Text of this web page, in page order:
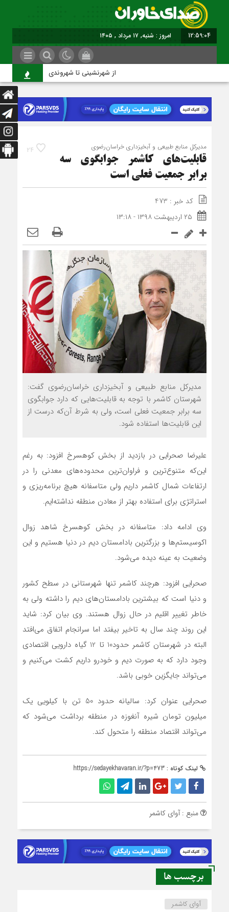
12:59:05 امروز : شنبه, ۱۷ مرداد , ۱۴۰۵
از شهرنشینی تا شهروندی
24 مدیرکل منابع طبیعی و آبخیزداری خراسان‌رضوی
قابلیت‌های کاشمر جوابگوی سه
برابر جمعیت فعلی است
کد خبر : 473
۲۵ اردیبهشت ۱۳۹۸ - ۱۳:۱۸
مدیرکل منابع طبیعی و آبخیزداری خراسان‌رضوی گفت:
شهرستان کاشمر با توجه به قابلیت‌هایی که دارد جوابگوی
سه برابر جمعیت فعلی است، ولی به شرط آن‌که درست از
این قابلیت‌ها استفاده شود.
علیرضا صحرایی در بازدید از بخش کوهسرخ افزود: به رغم
این‌که متنوع‌ترین و فراوان‌ترین محدوده‌های معدنی را در
ارتفاعات شمال کاشمر داریم ولی متاسفانه هیچ برنامه‌ریزی و
استراتژی برای استفاده بهتر از معادن منطقه نداشته‌ایم.
وی ادامه داد: متاسفانه در بخش کوهسرخ شاهد زوال
اکوسیستم‌ها و بزرگترین بادامستان دیم در دنیا هستیم و این
وضعیت به عینه دیده می‌شود.
صحرایی افزود: هرچند کاشمر تنها شهرستانی در سطح کشور
و دنیا است که بیشترین بادامستان‌های دیم را داشته ولی به
خاطر تغییر اقلیم در حال زوال هستند. وی بیان کرد: شاید
این روند چند سال به تاخیر بیفتد اما سرانجام اتفاق می‌افتد
البته در شهرستان کاشمر حدود10 تا 12 گیاه دارویی اقتصادی
وجود دارد که به صورت دیم و خودرو داریم کشت می‌کنیم و
می‌تواند جایگزین خوبی باشد.
صحرایی عنوان کرد: سالیانه حدود 50 تن با کیلویی یک
میلیون تومان شیره آنغوزه در منطقه برداشت می‌شود که
می‌تواند اقتصاد منطقه را متحول کند.
لینک کوتاه : https://sedayekhavaran.ir/?p=473
منبع : آوای کاشمر
برچسب ها
آوای کاشمر